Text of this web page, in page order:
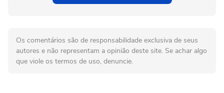
Os comentários são de responsabilidade exclusiva de seus
autores e não representam a opinião deste site. Se achar algo
que viole os termos de uso, denuncie.